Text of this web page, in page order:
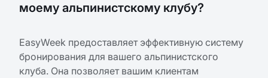
моему альпинистскому клубу?
EasyWeek предоставляет эффективную систему
бронирования для вашего альпинистского
клуба. Она позволяет вашим клиентам